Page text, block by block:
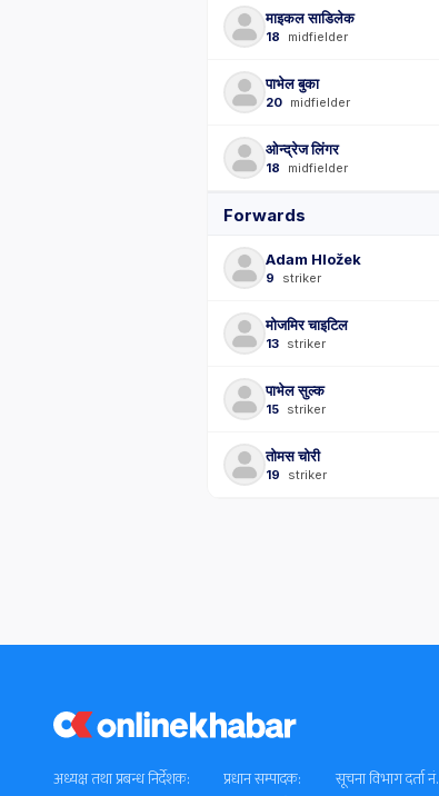
माइकल साडिलेक
18 midfielder
पाभेल बुका
20 midfielder
ओन्द्रेज लिंगर
18 midfielder
Forwards
Adam Hložek
9 striker
मोजमिर चाइटिल
13 striker
पाभेल सुल्क
15 striker
तोमस चोरी
19 striker
अध्यक्ष तथा प्रबन्ध निर्देशक: प्रधान सम्पादक: सूचना विभाग दर्ता नं.